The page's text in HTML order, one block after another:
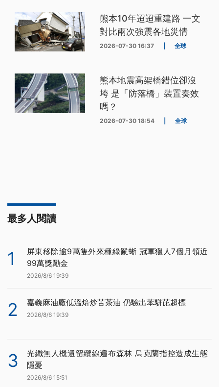
熊本10年迢迢重建路 一文
對比兩次強震各地災情
2026-07-30 16:37 全球
熊本地震高架橋錯位卻沒
垮 是「防落橋」裝置奏效
嗎？
2026-07-30 18:54 全球
最多人閱讀
1
屏東移除逾9萬隻外來種綠鬣蜥 冠軍獵人7個月領近
99萬獎勵金
2026/8/6 19:39
2 嘉義麻油廠低溫焙炒苦茶油 仍驗出苯駢芘超標
2026/8/6 19:39
3
光纖無人機遺留纜線遍布森林 烏克蘭指控造成生態
隱憂
2026/8/6 15:51